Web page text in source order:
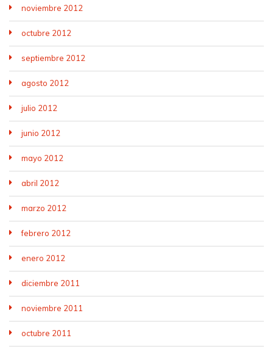
noviembre 2012
octubre 2012
septiembre 2012
agosto 2012
julio 2012
junio 2012
mayo 2012
abril 2012
marzo 2012
febrero 2012
enero 2012
diciembre 2011
noviembre 2011
octubre 2011